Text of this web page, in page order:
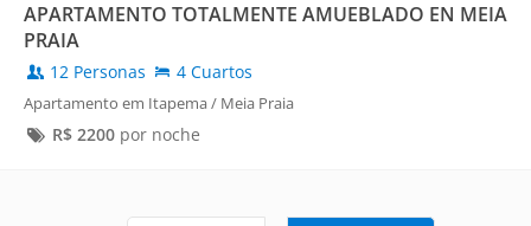
APARTAMENTO TOTALMENTE AMUEBLADO EN MEIA
PRAIA
12 Personas 4 Cuartos
Apartamento em Itapema / Meia Praia
R$ 2200por noche